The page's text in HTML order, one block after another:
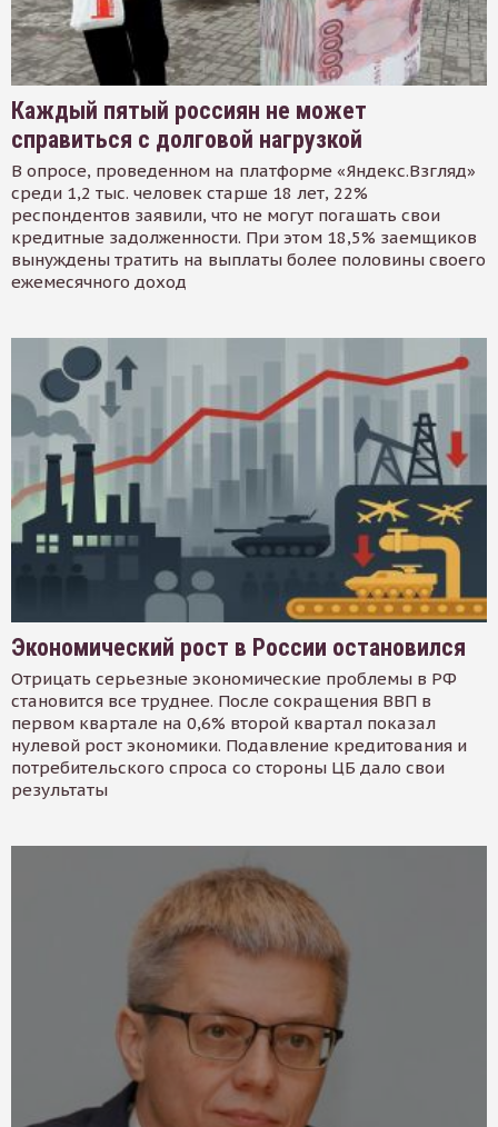
Каждый пятый россиян не может
справиться с долговой нагрузкой
В опросе, проведенном на платформе «Яндекс.Взгляд»
среди 1,2 тыс. человек старше 18 лет, 22%
респондентов заявили, что не могут погашать свои
кредитные задолженности. При этом 18,5% заемщиков
вынуждены тратить на выплаты более половины своего
ежемесячного доход
Экономический рост в России остановился
Отрицать серьезные экономические проблемы в РФ
становится все труднее. После сокращения ВВП в
первом квартале на 0,6% второй квартал показал
нулевой рост экономики. Подавление кредитования и
потребительского спроса со стороны ЦБ дало свои
результаты